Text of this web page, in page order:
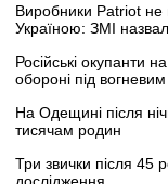
Виробники Patriot не
Україною: ЗМІ
Російські окупанти
обороні під
На Одещині після
тисячам родин
Три звички після 45